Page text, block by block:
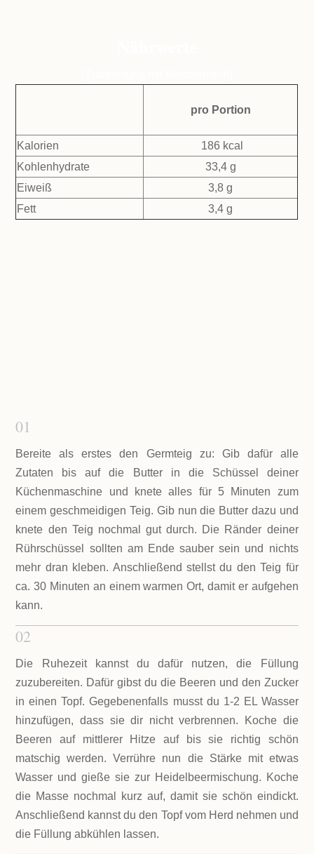
pro Portion
Kalorien
186 kcal
Kohlenhydrate
33,4 g
Eiweiß
3,8 g
Fett
3,4 g
01
Bereite als erstes den Germteig zu: Gib dafür alle
Zutaten bis auf die Butter in die Schüssel deiner
Küchenmaschine und knete alles für 5 Minuten zum
einem geschmeidigen Teig. Gib nun die Butter dazu und
knete den Teig nochmal gut durch. Die Ränder deiner
Rührschüssel sollten am Ende sauber sein und nichts
mehr dran kleben. Anschließend stellst du den Teig für
ca. 30 Minuten an einem warmen Ort, damit er aufgehen
kann.
02
Die Ruhezeit kannst du dafür nutzen, die Füllung
zuzubereiten. Dafür gibst du die Beeren und den Zucker
in einen Topf. Gegebenenfalls musst du 1-2 EL Wasser
hinzufügen, dass sie dir nicht verbrennen. Koche die
Beeren auf mittlerer Hitze auf bis sie richtig schön
matschig werden. Verrühre nun die Stärke mit etwas
Wasser und gieße sie zur Heidelbeermischung. Koche
die Masse nochmal kurz auf, damit sie schön eindickt.
Anschließend kannst du den Topf vom Herd nehmen und
die Füllung abkühlen lassen.